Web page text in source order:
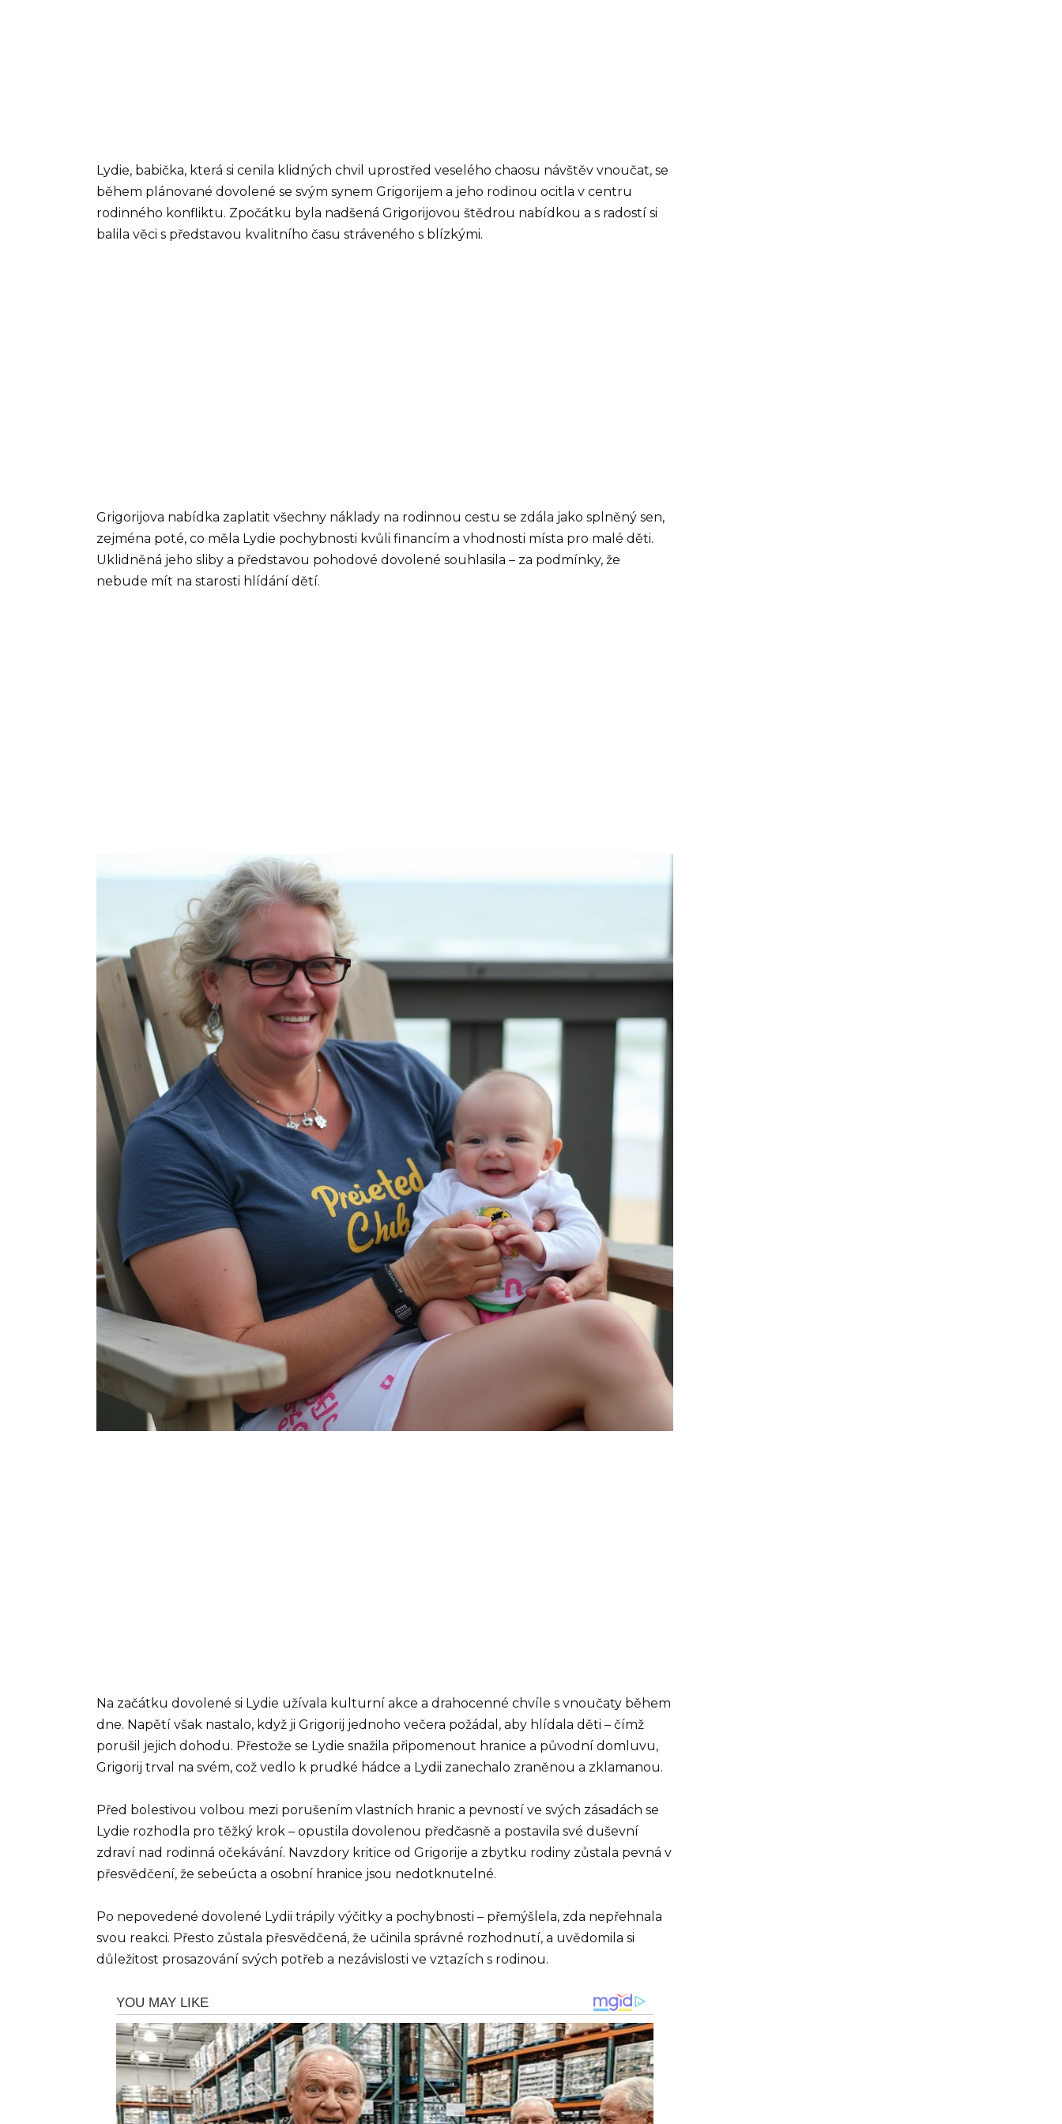
Lydie, babička, která si cenila klidných chvil uprostřed veselého chaosu návštěv vnoučat, se
během plánované dovolené se svým synem Grigorijem a jeho rodinou ocitla v centru
rodinného konfliktu. Zpočátku byla nadšená Grigorijovou štědrou nabídkou a s radostí si
balila věci s představou kvalitního času stráveného s blízkými.
Grigorijova nabídka zaplatit všechny náklady na rodinnou cestu se zdála jako splněný sen,
zejména poté, co měla Lydie pochybnosti kvůli financím a vhodnosti místa pro malé děti.
Uklidněná jeho sliby a představou pohodové dovolené souhlasila – za podmínky, že
nebude mít na starosti hlídání dětí.
Na začátku dovolené si Lydie užívala kulturní akce a drahocenné chvíle s vnoučaty během
dne. Napětí však nastalo, když ji Grigorij jednoho večera požádal, aby hlídala děti – čímž
porušil jejich dohodu. Přestože se Lydie snažila připomenout hranice a původní domluvu,
Grigorij trval na svém, což vedlo k prudké hádce a Lydii zanechalo zraněnou a zklamanou.
Před bolestivou volbou mezi porušením vlastních hranic a pevností ve svých zásadách se
Lydie rozhodla pro těžký krok – opustila dovolenou předčasně a postavila své duševní
zdraví nad rodinná očekávání. Navzdory kritice od Grigorije a zbytku rodiny zůstala pevná v
přesvědčení, že sebeúcta a osobní hranice jsou nedotknutelné.
Po nepovedené dovolené Lydii trápily výčitky a pochybnosti – přemýšlela, zda nepřehnala
svou reakci. Přesto zůstala přesvědčená, že učinila správné rozhodnutí, a uvědomila si
důležitost prosazování svých potřeb a nezávislosti ve vztazích s rodinou.